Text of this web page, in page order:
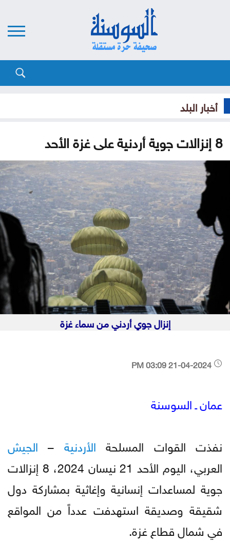
أخبار البلد
8 إنزالات جوية أردنية على غزة الأحد
إنزال جوي أردني من سماء غزة
عمان ـ السوسنة
نفذت القوات المسلحة الأردنية – الجيش
العربي، اليوم الأحد 21 نيسان 2024، 8 إنزالات
جوية لمساعدات إنسانية وإغاثية بمشاركة دول
شقيقة وصديقة استهدفت عدداً من المواقع
في شمال قطاع غزة.